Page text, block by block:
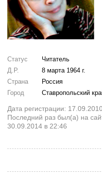
Статус
Читатель
Д.Р.
8 марта 1964 г.
Страна
Россия
Город
Ставропольский
Дата регистрации:
Последний раз был(а) на
30.09.2014 в 22:46